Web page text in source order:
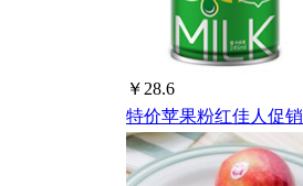
￥28.6
特价苹果粉红佳人促销